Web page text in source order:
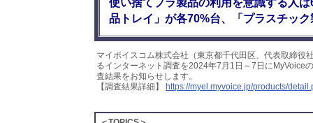
使い捨てプラ製品の利用を意識する人
品トレイ」が各70%台、「プラスチッ
マイボイスコム株式会社（東京都千代田区、代表取締
るインターネット調査を2024年7月1日～7日にMyVoice
査結果をお知らせします。
【調査結果詳細】
https://myel.myvoice.jp/products/